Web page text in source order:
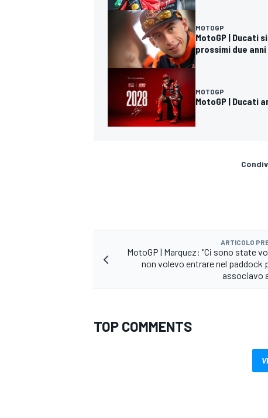
RALLY
MOTOGP
MotoGP | Ducati
prossimi due anni
MOTOGP
MotoGP | Ducati
ARTICOLO
MotoGP | Marquez: "Ci sono state
non volevo entrare nel paddock
associavo
TOP COMMENTS